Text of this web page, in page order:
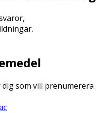
som vill prenumerera